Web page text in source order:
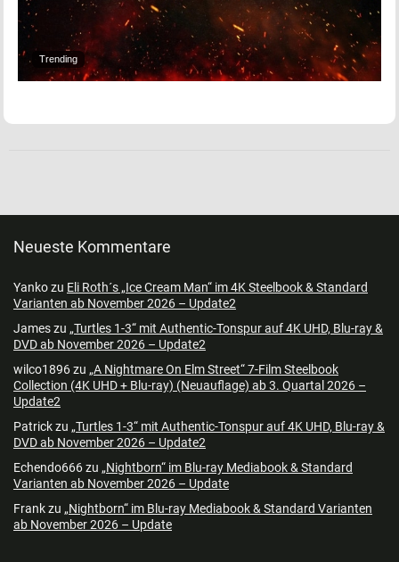
Trending
Neueste Kommentare
Yankozu Eli Roth´s „Ice Cream Man“ im 4K Steelbook & Standard
Varianten ab November 2026 – Update2
Jameszu „Turtles 1-3“ mit Authentic-Tonspur auf 4K UHD, Blu-ray &
DVD ab November 2026 – Update2
wilco1896zu „A Nightmare On Elm Street“ 7-Film Steelbook
Collection (4K UHD + Blu-ray) (Neuauflage) ab 3. Quartal 2026 –
Update2
Patrickzu „Turtles 1-3“ mit Authentic-Tonspur auf 4K UHD, Blu-ray &
DVD ab November 2026 – Update2
Echendo666zu „Nightborn“ im Blu-ray Mediabook & Standard
Varianten ab November 2026 – Update
Frankzu „Nightborn“ im Blu-ray Mediabook & Standard Varianten
ab November 2026 – Update